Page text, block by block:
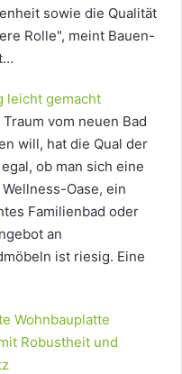
sowie die Qualität
Rolle", meint Bauen-
leicht gemacht
vom neuen Bad
will, hat die Qual der
ob man sich eine
Oase, ein
Familienbad oder
an
ist riesig. Eine
Wohnbauplatte
Robustheit und